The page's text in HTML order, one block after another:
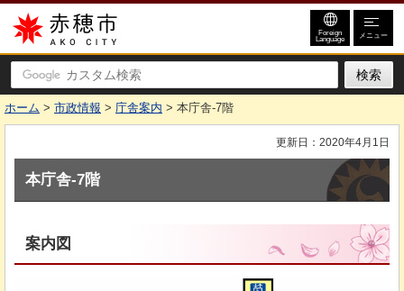
赤穂市
Foreign
Language メニュー
ホーム > 市政情報 > 庁舎案内 > 本庁舎-7階
更新日：2020年4月1日
本庁舎-7階
案内図